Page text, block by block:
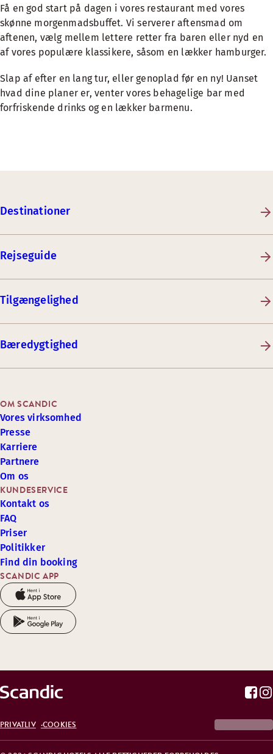
Få en god start på dagen i vores restaurant med vores
skønne morgenmadsbuffet. Vi serverer aftensmad om
aftenen, vælg mellem lettere retter fra baren eller nyd en
af vores populære klassikere, såsom en lækker hamburger.
Slap af efter en lang tur, eller genoplad før en ny! Uanset
hvad dine planer er, venter vores behagelige bar med
forfriskende drinks og en lækker barmenu.
Destinationer
Rejseguide
Tilgængelighed
Bæredygtighed
SCANDIC APP
KUNDESERVICE
Kontakt os
FAQ
Priser
Politikker
Find din booking
OM SCANDIC
Vores virksomhed
Presse
Karriere
Partnere
Om os
PRIVATLIV COOKIES